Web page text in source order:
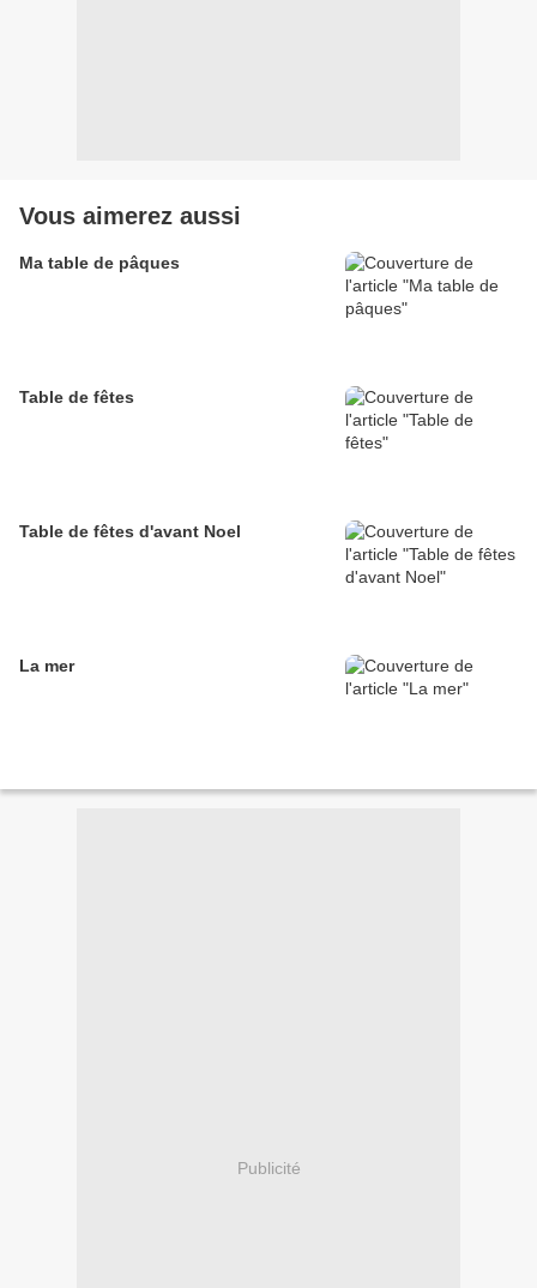
Vous aimerez aussi
Ma table de pâques
Table de fêtes
Table de fêtes d'avant Noel
La mer
Publicité